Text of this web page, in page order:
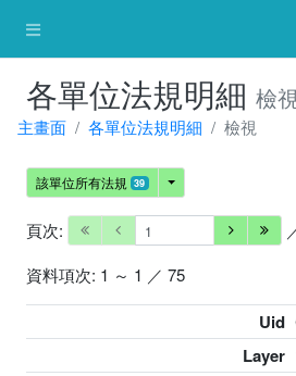
各單位法規明細 檢
主畫面 各單位法規明細 檢視
該單位所有法規 39
頁次:
資料項次: 1 ～ 1 ／ 75
Uid
Layer